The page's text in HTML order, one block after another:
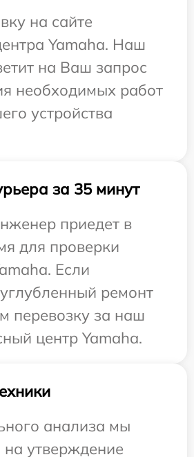
на сайте
Yamaha. Наш
на Ваш запрос
необходимых работ
устройства
за 35 минут
приедет в
для проверки
Если
ремонт
перевозку за наш
центр Yamaha.
анализа мы
на утверждение